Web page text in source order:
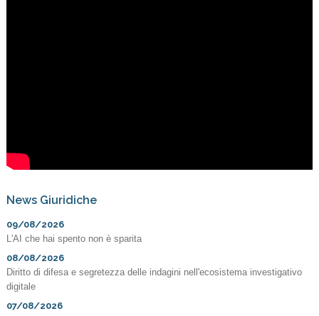
News Giuridiche
09/08/2026
L'AI che hai spento non è sparita
08/08/2026
Diritto di difesa e segretezza delle indagini nell'ecosistema investigativo
digitale
07/08/2026